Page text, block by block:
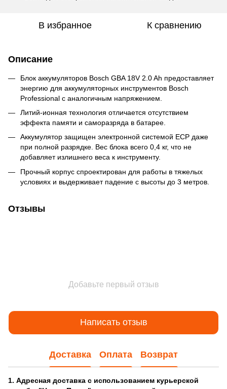
В избранное К сравнению
Описание
Блок аккумуляторов Bosch GBA 18V 2.0 Ah предоставляет
энергию для аккумуляторных инструментов Bosch
Professional с аналогичным напряжением.
Литий-ионная технология отличается отсутствием
эффекта памяти и саморазряда в батарее.
Аккумулятор защищен электронной системой ECP даже
при полной разрядке. Вес блока всего 0,4 кг, что не
добавляет излишнего веса к инструменту.
Прочный корпус спроектирован для работы в тяжелых
условиях и выдерживает падение с высоты до 3 метров.
Отзывы
Добавьте первый отзыв
Написать отзыв
Доставка Оплата Возврат
1. Адресная доставка с использованием курьерской